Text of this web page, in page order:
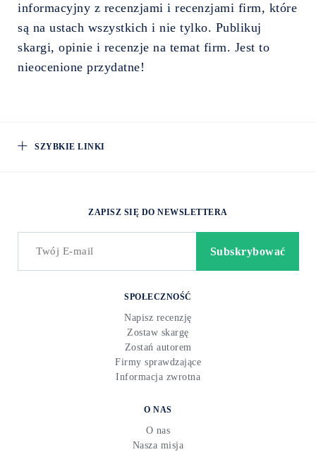
informacyjny z recenzjami i recenzjami firm, które
są na ustach wszystkich i nie tylko. Publikuj
skargi, opinie i recenzje na temat firm. Jest to
nieocenione przydatne!
SZYBKIE LINKI
SPOŁECZNOŚĆ
Napisz recenzję
Zostaw skargę
Zostań autorem
Firmy sprawdzające
Informacja zwrotna
O NAS
O nas
Nasza misja
ZAPISZ SIĘ DO NEWSLETTERA